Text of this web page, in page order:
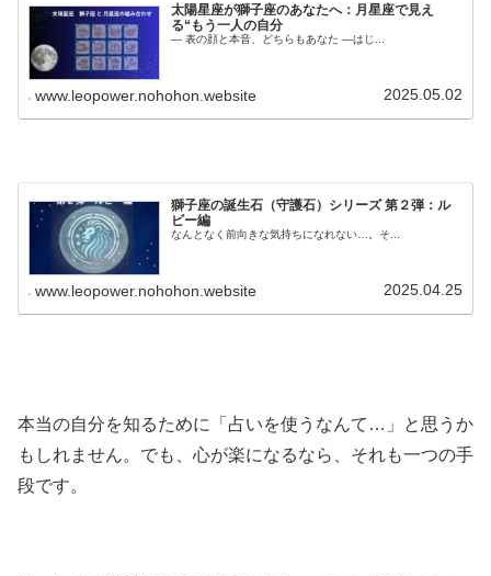
太陽星座が獅子座のあなたへ：月星座で見え
る“もう一人の自分
― 表の顔と本音、どちらもあなた ―はじ...
www.leopower.nohohon.website 2025.05.02
獅子座の誕生石（守護石）シリーズ 第２弾：ル
ビー編
なんとなく前向きな気持ちになれない…。そ...
www.leopower.nohohon.website 2025.04.25
本当の自分を知るために「占いを使うなんて…」と思うか
もしれません。でも、心が楽になるなら、それも一つの手
段です。